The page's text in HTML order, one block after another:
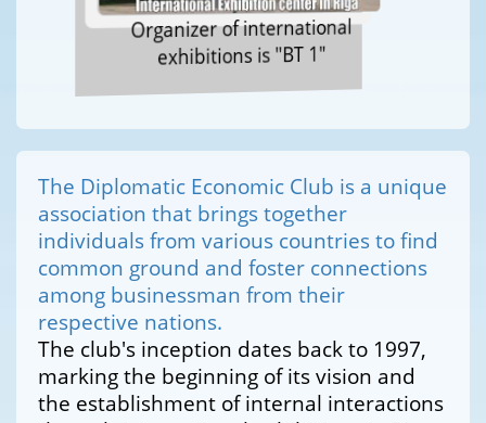
Organizer of international
exhibitions is "BT 1"
The Diplomatic Economic Club is a unique
association that brings together
individuals from various countries to find
common ground and foster connections
among businessman from their
respective nations.
The club's inception dates back to 1997,
marking the beginning of its vision and
the establishment of internal interactions